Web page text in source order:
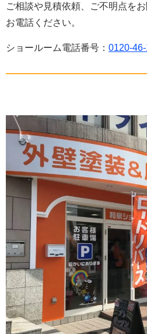
ご相談や見積依頼、ご不明点を
お電話ください。
ショールーム電話番号： 0120-